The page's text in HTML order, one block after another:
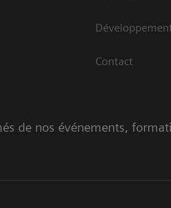
Contact
de nos événements,